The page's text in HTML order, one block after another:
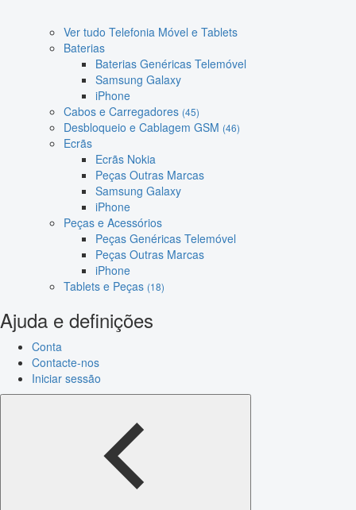
Ver tudo Telefonia Móvel e Tablets
Baterias
Baterias Genéricas Telemóvel
Samsung Galaxy
iPhone
Cabos e Carregadores (45)
Desbloqueio e Cablagem GSM (46)
Ecrãs
Ecrãs Nokia
Peças Outras Marcas
Samsung Galaxy
iPhone
Peças e Acessórios
Peças Genéricas Telemóvel
Peças Outras Marcas
iPhone
Tablets e Peças (18)
Ajuda e definições
Conta
Contacte-nos
Iniciar sessão